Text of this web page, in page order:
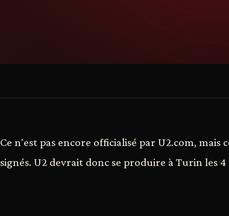
Ce n'est pas encore officialisé par U2.com,
signés. U2 devrait donc se produire à Turin les 4